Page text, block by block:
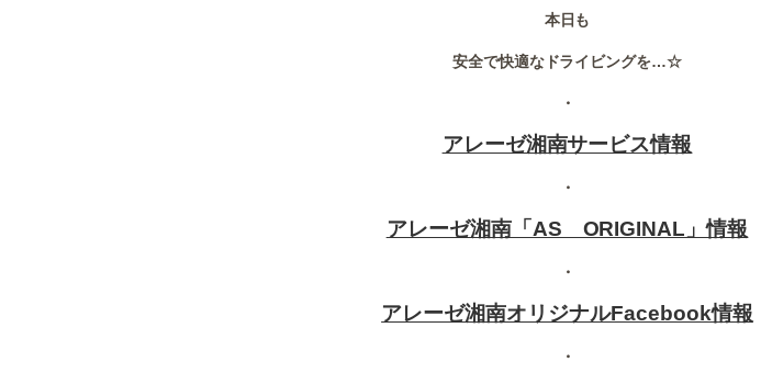
本日も
安全で快適なドライビングを…☆
・
アレーゼ湘南サービス情報
・
アレーゼ湘南「AS ORIGINAL」情報
・
アレーゼ湘南オリジナルFacebook情報
・